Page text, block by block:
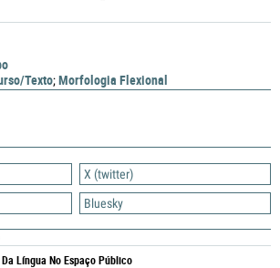
X (twitter)
Bluesky
Língua No Espaço Público
Texto;Morfologia Flexional